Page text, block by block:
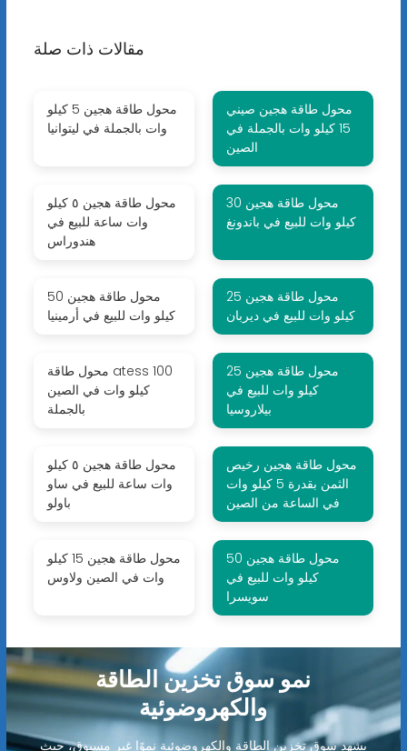
مقالات ذات صلة
محول طاقة هجين 5 كيلو
وات بالجملة في ليتوانيا
محول طاقة هجين صيني
15 كيلو وات بالجملة في
الصين
محول طاقة هجين ٥ كيلو
وات ساعة للبيع في
هندوراس
محول طاقة هجين 30
كيلو وات للبيع في باندونغ
محول طاقة هجين 50
كيلو وات للبيع في أرمينيا
محول طاقة هجين 25
كيلو وات للبيع في ديربان
محول طاقة atess 100
كيلو وات في الصين
بالجملة
محول طاقة هجين 25
كيلو وات للبيع في
بيلاروسيا
محول طاقة هجين ٥ كيلو
وات ساعة للبيع في ساو
باولو
محول طاقة هجين رخيص
الثمن بقدرة 5 كيلو وات
في الساعة من الصين
محول طاقة هجين 15 كيلو
وات في الصين ولاوس
محول طاقة هجين 50
كيلو وات للبيع في
سويسرا
نمو سوق تخزين الطاقة
والكهروضوئية
يشهد سوق تخزين الطاقة والكهروضوئية نموًا غير مسبوق، حيث